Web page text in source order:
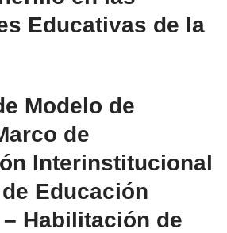
Educativas de la
Modelo de
de
Interinstitucional
Educación
Habilitación de